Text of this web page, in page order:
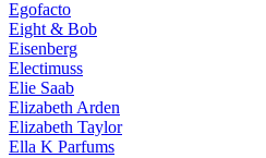
Egofacto
Eight & Bob
Eisenberg
Electimuss
Elie Saab
Elizabeth Arden
Elizabeth Taylor
Ella K Parfums